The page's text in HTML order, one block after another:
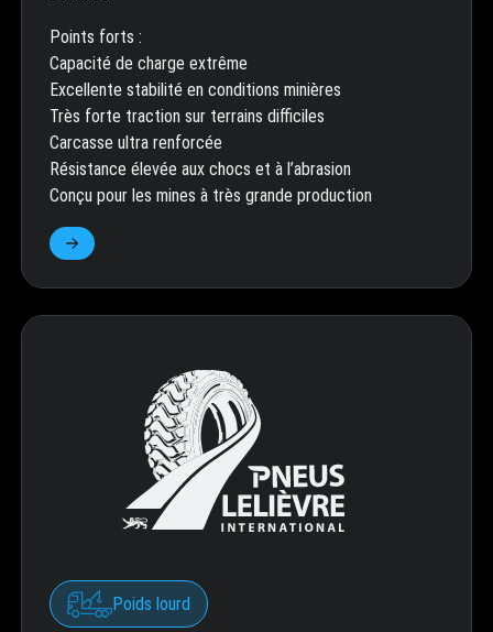
Points forts :
Capacité de charge extrême
Excellente stabilité en conditions minières
Très forte traction sur terrains difficiles
Carcasse ultra renforcée
Résistance élevée aux chocs et à l’abrasion
Conçu pour les mines à très grande production
Poids lourd